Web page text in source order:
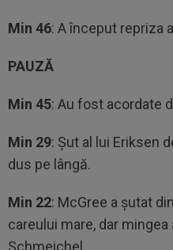
Min 46: A început repriza
PAUZĂ
Min 45: Au fost acordate
Min 29: Șut al lui Eriksen
dus pe lângă.
Min 22: McGree a șutat
careului mare, dar